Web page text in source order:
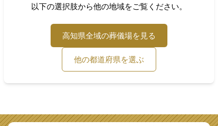
以下の選択肢から他の地域をご覧ください。
高知県全域の葬儀場を見る
他の都道府県を選ぶ